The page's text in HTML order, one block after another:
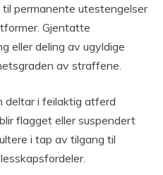
permanente utestengelser
Gjentatte
eller deling av ugyldige
av straffene.
deltar i feilaktig atferd
flagget eller suspendert
i tap av tilgang til